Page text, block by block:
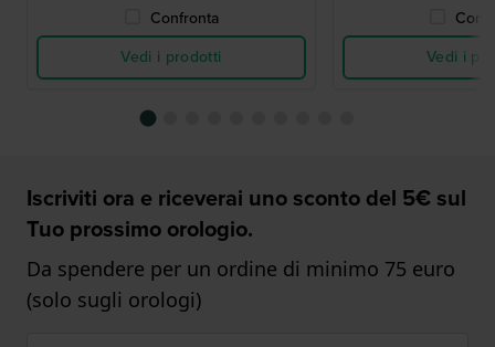
Confronta
Vedi i prodotti
Vedi i
Iscriviti ora e riceverai uno sconto del 5€ sul
Tuo prossimo orologio.
Da spendere per un ordine di minimo 75 euro
(solo sugli orologi)